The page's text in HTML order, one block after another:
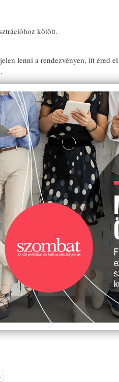
kötött.
lenni a rendezvényen, itt éred
.